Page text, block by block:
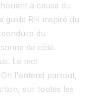
à cause du
guide RH inspiré du
du
de côté.
Le mot
l'entend partout,
sur toutes les